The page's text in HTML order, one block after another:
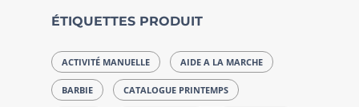
ÉTIQUETTES PRODUIT
ACTIVITÉ MANUELLE AIDE A LA MARCHE
BARBIE CATALOGUE PRINTEMPS